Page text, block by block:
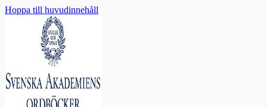
Hoppa till huvudinnehåll